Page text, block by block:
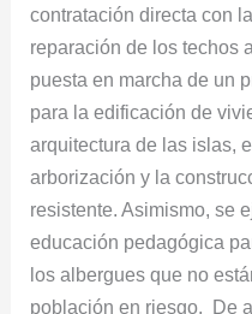
contratación directa con
reparación de los techos
puesta en marcha de un
para la edificación de
arquitectura de las islas,
arborización y la
resistente. Asimismo, se
educación pedagógica
los albergues que no
población en riesgo. De